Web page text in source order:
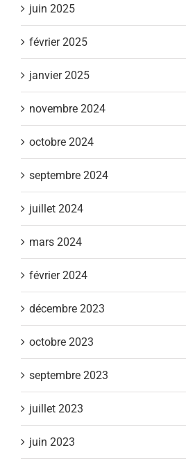
juin 2025
février 2025
janvier 2025
novembre 2024
octobre 2024
septembre 2024
juillet 2024
mars 2024
février 2024
décembre 2023
octobre 2023
septembre 2023
juillet 2023
juin 2023